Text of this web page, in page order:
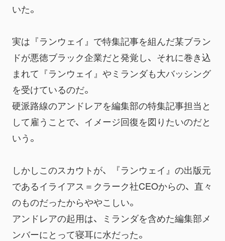
いた。
実は『ランウェイ』で特集記事を組んだ某ブラン
ドが悪徳ブラック企業だと発覚し、それに巻き込
まれて『ランウェイ』やミランダも大バッシング
を受けているのだ。
硬派路線のアンドレアを編集部の特集記事担当と
して雇うことで、イメージ回復を図りたいのだと
いう。
しかしこのスカウトが、『ランウェイ』の出版元
であるイライアス＝クラーク社CEOからの、直々
のものだったからややこしい。
アンドレアの起用は、ミランダを含めた編集部メ
ンバーにとって寝耳に水だった。